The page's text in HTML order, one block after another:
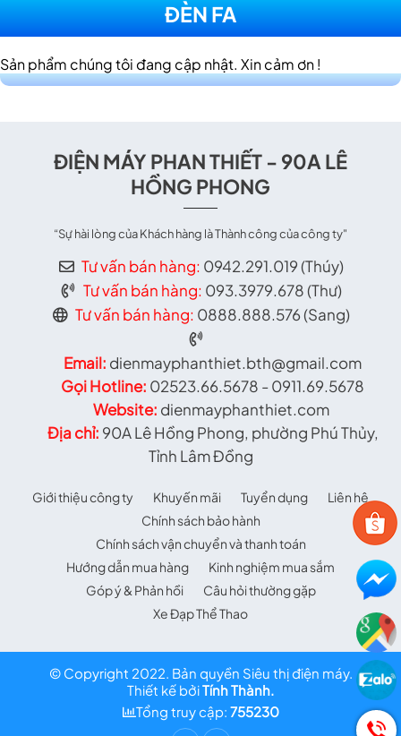
ĐÈN FA
Sản phẩm chúng tôi đang cập nhật. Xin cảm ơn !
ĐIỆN MÁY PHAN THIẾT - 90A LÊ
HỒNG PHONG
“Sự hài lòng của Khách hàng là Thành công của công ty"
Tư vấn bán hàng: 0942.291.019 (Thúy)
Tư vấn bán hàng: 093.3979.678 (Thư)
Tư vấn bán hàng: 0888.888.576 (Sang)
Email: dienmayphanthiet.bth@gmail.com
Gọi Hotline: 02523.66.5678 - 0911.69.5678
Website: dienmayphanthiet.com
Địa chỉ: 90A Lê Hồng Phong, phường Phú Thủy,
Tỉnh Lâm Đồng
Giới thiệu công ty Khuyến mãi Tuyển dụng
Liên hệ
Chính sách bảo hành
Chính sách vận chuyển và thanh toán
Hướng dẫn mua hàng
Kinh nghiệm mua sắm
Góp ý & Phản hồi
Câu hỏi thường gặp
Xe Đạp Thể Thao
© Copyright 2022. Bản quyền Siêu thị điện máy.
Thiết kế bởiTính Thành.
Tổng truy cập: 755230